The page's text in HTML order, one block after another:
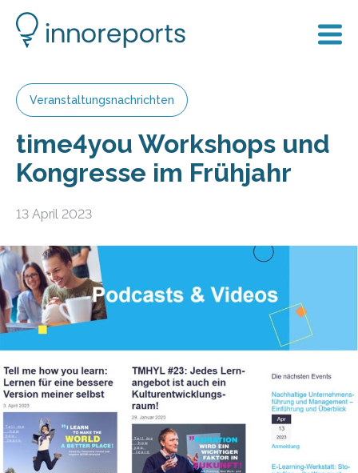
Veranstaltungsnachrichten
time4you Workshops und
Kongresse im Frühjahr
13 April 2023